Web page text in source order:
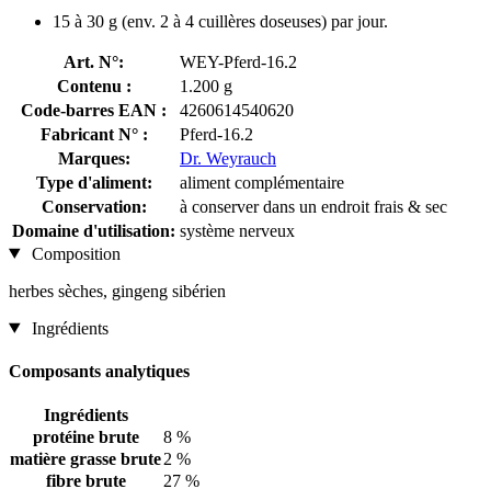
15 à 30 g (env. 2 à 4 cuillères doseuses) par jour.
Art. N°:
WEY-Pferd-16.2
Contenu :
1.200 g
Code-barres EAN :
4260614540620
Fabricant N° :
Pferd-16.2
Marques:
Dr. Weyrauch
Type d'aliment:
aliment complémentaire
Conservation:
à conserver dans un endroit frais & sec
Domaine d'utilisation: système nerveux
Composition
herbes sèches, gingeng sibérien
Ingrédients
Composants analytiques
Ingrédients
protéine brute
8 %
matière grasse brute2 %
fibre brute
27 %